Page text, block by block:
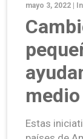
mayo 3, 2022 |
Estas